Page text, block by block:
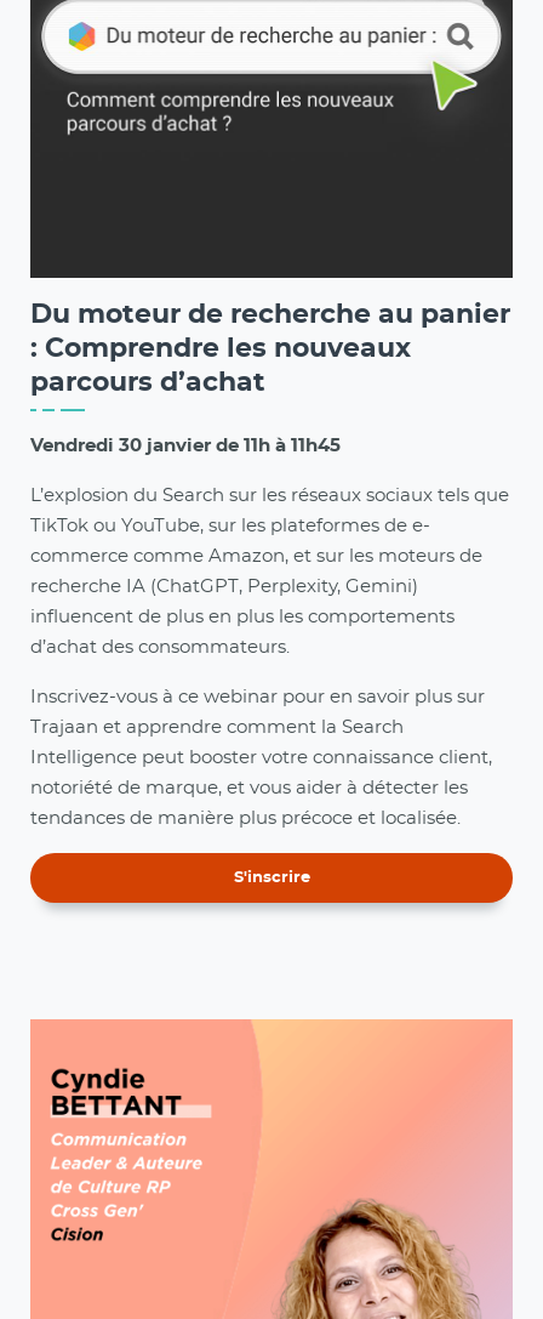
Du moteur de recherche au panier
: Comprendre les nouveaux
parcours d’achat
Vendredi 30 janvier de 11h à 11h45
L’explosion du Search sur les réseaux sociaux tels que
TikTok ou YouTube, sur les plateformes de e-
commerce comme Amazon, et sur les moteurs de
recherche IA (ChatGPT, Perplexity, Gemini)
influencent de plus en plus les comportements
d’achat des consommateurs.
Inscrivez-vous à ce webinar pour en savoir plus sur
Trajaan et apprendre comment la Search
Intelligence peut booster votre connaissance client,
notoriété de marque, et vous aider à détecter les
tendances de manière plus précoce et localisée.
S'inscrire